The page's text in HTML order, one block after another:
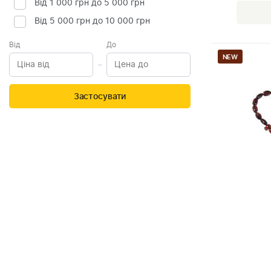
Від 1 000 грн до 5 000 грн
Від 5 000 грн до 10 000 грн
Від До
Застосувати
NEW